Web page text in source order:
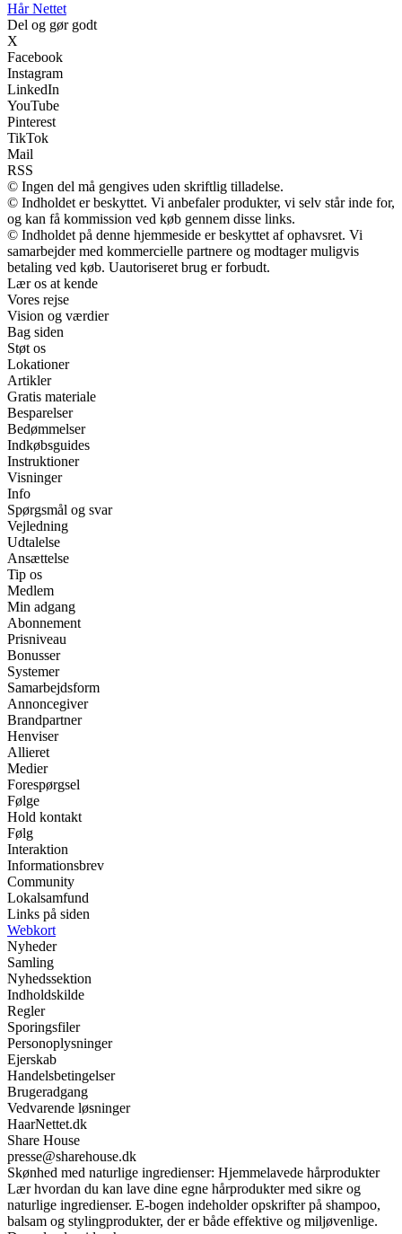
Hår Nettet
Del og gør godt
X
Facebook
Instagram
LinkedIn
YouTube
Pinterest
TikTok
Mail
RSS
© Ingen del må gengives uden skriftlig tilladelse.
© Indholdet er beskyttet. Vi anbefaler produkter, vi selv står inde for,
og kan få kommission ved køb gennem disse links.
© Indholdet på denne hjemmeside er beskyttet af ophavsret. Vi
samarbejder med kommercielle partnere og modtager muligvis
betaling ved køb. Uautoriseret brug er forbudt.
Lær os at kende
Vores rejse
Vision og værdier
Bag siden
Støt os
Lokationer
Artikler
Gratis materiale
Besparelser
Bedømmelser
Indkøbsguides
Instruktioner
Visninger
Info
Spørgsmål og svar
Vejledning
Udtalelse
Ansættelse
Tip os
Medlem
Min adgang
Abonnement
Prisniveau
Bonusser
Systemer
Samarbejdsform
Annoncegiver
Brandpartner
Henviser
Allieret
Medier
Forespørgsel
Følge
Hold kontakt
Følg
Interaktion
Informationsbrev
Community
Lokalsamfund
Links på siden
Webkort
Nyheder
Samling
Nyhedssektion
Indholdskilde
Regler
Sporingsfiler
Personoplysninger
Ejerskab
Handelsbetingelser
Brugeradgang
Vedvarende løsninger
HaarNettet.dk
Share House
presse@sharehouse.dk
Skønhed med naturlige ingredienser: Hjemmelavede hårprodukter
Lær hvordan du kan lave dine egne hårprodukter med sikre og
naturlige ingredienser. E-bogen indeholder opskrifter på shampoo,
balsam og stylingprodukter, der er både effektive og miljøvenlige.